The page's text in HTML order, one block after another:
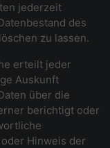
jederzeit
des
zu lassen.
erteilt jeder
Auskunft
über die
berichtigt oder
Hinweis der